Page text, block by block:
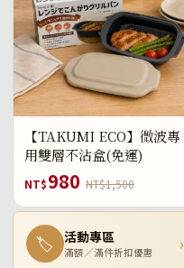
【TAKUMI ECO】微波專
用雙層不沾盒(免運)
NT$980 NT$1,500
🏷 活動專區
滿額／滿件折扣優惠 ›